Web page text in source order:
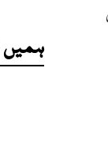
ہمیں